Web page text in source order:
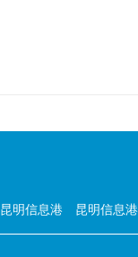
昆明信息港 昆明信息